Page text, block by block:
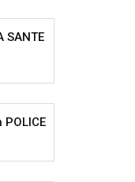
SANTE
POLICE